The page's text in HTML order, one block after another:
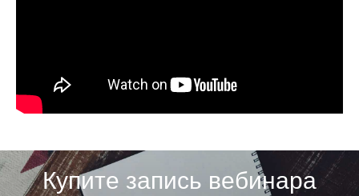
Купите запись вебинара